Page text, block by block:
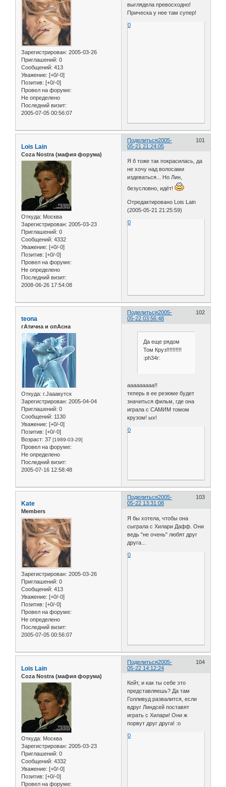
Зарегистрирован: 2005-03-26
Приглашений: 0
Сообщений: 413
Уважение: [+0/-0]
Позитив: [+0/-0]
Провел на форуме:
Не определено
Последний визит:
2005-07-05 00:56:07
выглядела превосходно!
Прическа у нее там супер!
0
Поделиться 101
2005-
05-21 21:24:05
Lois Lain
Coza Nostra (мафия форума)
Откуда: Москва
Зарегистрирован: 2005-03-23
Приглашений: 0
Сообщений: 4332
Уважение: [+0/-0]
Позитив: [+0/-0]
Провел на форуме:
Не определено
Последний визит:
2008-06-26 17:54:08
Я б тоже так покрасилась, да
не хочу над волосами
издеваться... Но Лин,
безусловно, идёт!
Отредактировано Lois Lain
(2005-05-21 21:25:59)
0
Поделиться 102
2005-
05-22 03:56:48
teona
гАтична и опАсна
Откуда: г.Jaaaкутск
Зарегистрирован: 2005-04-04
Приглашений: 0
Сообщений: 1130
Уважение: [+0/-0]
Позитив: [+0/-0]
Возраст: 37 [1989-03-29]
Провел на форуме:
Не определено
Последний визит:
2005-07-16 12:58:48
Да еще рядом
Том Круз!!!!!!!!!!
:ph34r:
ааааааааа!!
теперь в ее резюме будет
значиться фильм, где она
играла с САМИМ томом
крузом! ых!
0
Поделиться 103
2005-
05-22 13:31:08
Kate
Members
Зарегистрирован: 2005-03-26
Приглашений: 0
Сообщений: 413
Уважение: [+0/-0]
Позитив: [+0/-0]
Провел на форуме:
Не определено
Последний визит:
2005-07-05 00:56:07
Я бы хотела, чтобы она
сыграла с Хилари Дафф. Они
ведь "не очень" любят друг
друга...
0
Поделиться 104
2005-
05-22 14:12:24
Lois Lain
Coza Nostra (мафия форума)
Откуда: Москва
Зарегистрирован: 2005-03-23
Приглашений: 0
Сообщений: 4332
Уважение: [+0/-0]
Позитив: [+0/-0]
Провел на форуме:
Кейт, и как ты себе это
представляешь? Да там
Голливуд развалится, если
вдруг Линдсей поставят
играть с Хилари! Они ж
порвут друг друга! :o
0